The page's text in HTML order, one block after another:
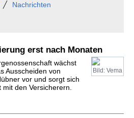
Nachrichten
erst nach Monaten
Bild: Vema
wächst
Ausscheiden von
vor und sorgt sich
den Versicherern.